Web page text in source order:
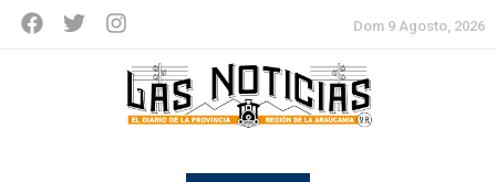
Dom 9 Agosto, 2026